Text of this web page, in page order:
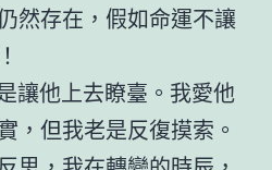
然存在，假如命運不讓
讓他上去瞭臺。我愛他
，但我老是反復摸索。